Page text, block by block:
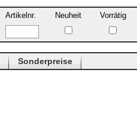
Artikelnr. Neuheit Vorrätig
Sonderpreise